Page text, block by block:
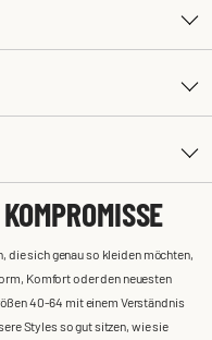
die sich genau so kleiden möchten,
Komfort oder den neuesten
40-64 mit einem Verständnis
Styles so gut sitzen, wie sie